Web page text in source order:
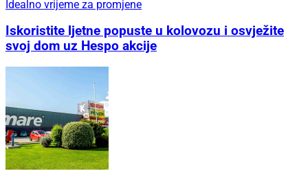
Idealno vrijeme za promjene
Iskoristite ljetne popuste u kolovozu i osvježite
svoj dom uz Hespo akcije